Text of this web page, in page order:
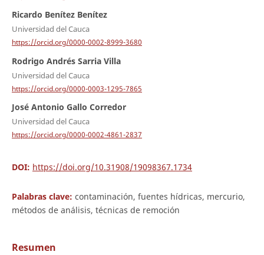
Ricardo Benítez Benítez
Universidad del Cauca
https://orcid.org/0000-0002-8999-3680
Rodrigo Andrés Sarria Villa
Universidad del Cauca
https://orcid.org/0000-0003-1295-7865
José Antonio Gallo Corredor
Universidad del Cauca
https://orcid.org/0000-0002-4861-2837
DOI: https://doi.org/10.31908/19098367.1734
Palabras clave: contaminación, fuentes hídricas, mercurio,
métodos de análisis, técnicas de remoción
Resumen